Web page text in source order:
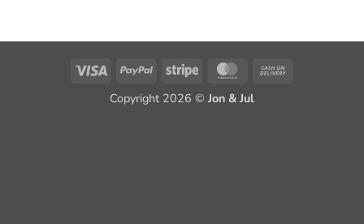
Visa PayPal Stripe MasterCard
Copyright 2026 © Jon & Jul